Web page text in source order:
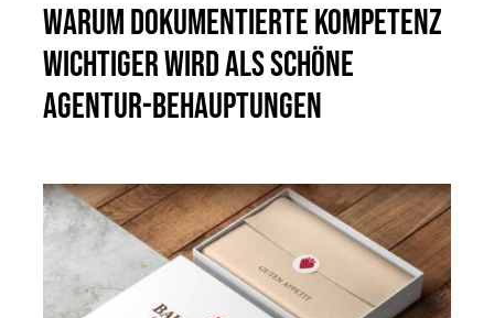
Warum dokumentierte Kompetenz
wichtiger wird als schöne
Agentur-Behauptungen